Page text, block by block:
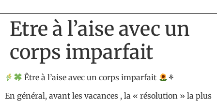
Etre à l’aise avec un
corps imparfait
Être à l’aise avec un corps imparfait
⚘
En général, avant les vacances , la « résolution » la plus